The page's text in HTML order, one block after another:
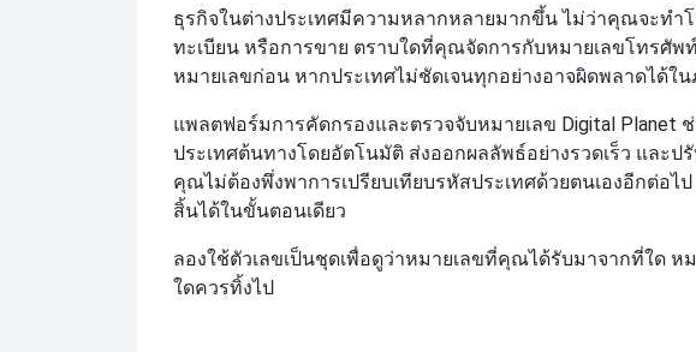
ธุรกิจในต่างประเทศมีความหลากหลายมากขึ้น ไม่ว่าคุณจะท
ทะเบียน หรือการขาย ตราบใดที่คุณจัดการกับหมายเลขโทรศั
หมายเลขก่อน หากประเทศไม่ชัดเจนทุกอย่างอาจผิดพลาดได้ใ
แพลตฟอร์มการคัดกรองและตรวจจับหมายเลข Digital Planet
ประเทศต้นทางโดยอัตโนมัติ ส่งออกผลลัพธ์อย่างรวดเร็ว และ
คุณไม่ต้องพึ่งพาการเปรียบเทียบรหัสประเทศด้วยตนเองอีกต่อไ
สิ้นได้ในขั้นตอนเดียว
ลองใช้ตัวเลขเป็นชุดเพื่อดูว่าหมายเลขที่คุณได้รับมาจากที่ใด ห
ใดควรทิ้งไป